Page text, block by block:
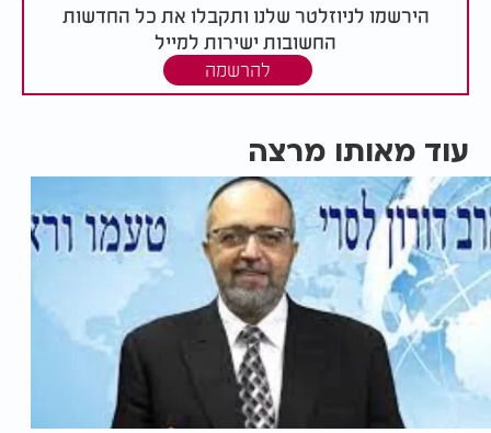
הירשמו לניוזלטר שלנו ותקבלו את כל החדשות
החשובות ישירות למייל
להרשמה
עוד מאותו מרצה